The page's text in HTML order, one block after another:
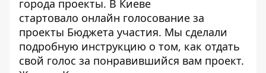
города проекты. В Киеве
стартовало онлайн голосование за
проекты Бюджета участия. Мы сделали
подробную инструкцию о том, как отдать
свой голос за понравившийся вам проект.